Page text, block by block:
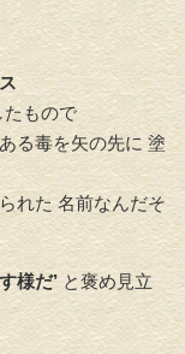
たもので
る毒を矢の先に 塗
れた 名前なんだそ
様だ’ と褒め見立